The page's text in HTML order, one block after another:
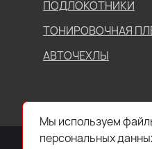
ПОДЛОКОТНИКИ
ТОНИРОВОЧНАЯ
АВТОЧЕХЛЫ
Мы используем
персональных